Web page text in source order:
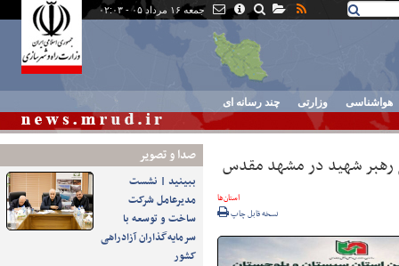
جمعه ۱۶ مرداد ۰۵ - ۰۲:۰۳
هواشناسی وزارتی چند رسانه ای
صدا و تصوير
ببینید | نشست
مدیرعامل شرکت
ساخت و توسعه با
سرمایه‌گذاران آزادراهی
کشور
رهبر شهید در مشهد مقدس
استان‌ها
نسخه قابل چاپ